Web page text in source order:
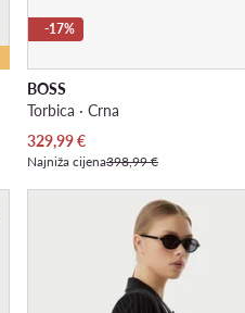
-17%
BOSS
Torbica · Crna
Trenutna cijena
329,99€
Najniža cijena398,99 €